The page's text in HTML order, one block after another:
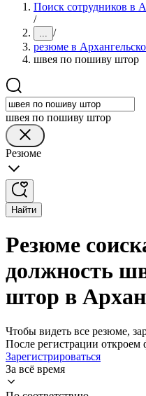
Поиск сотрудников в
/
... /
резюме в
швея по пошиву штор
швея по пошиву штор
Резюме
Найти
Резюме
должность
штор в
Чтобы видеть все резюме,
После регистрации откроем
Зарегистрироваться
За всё время